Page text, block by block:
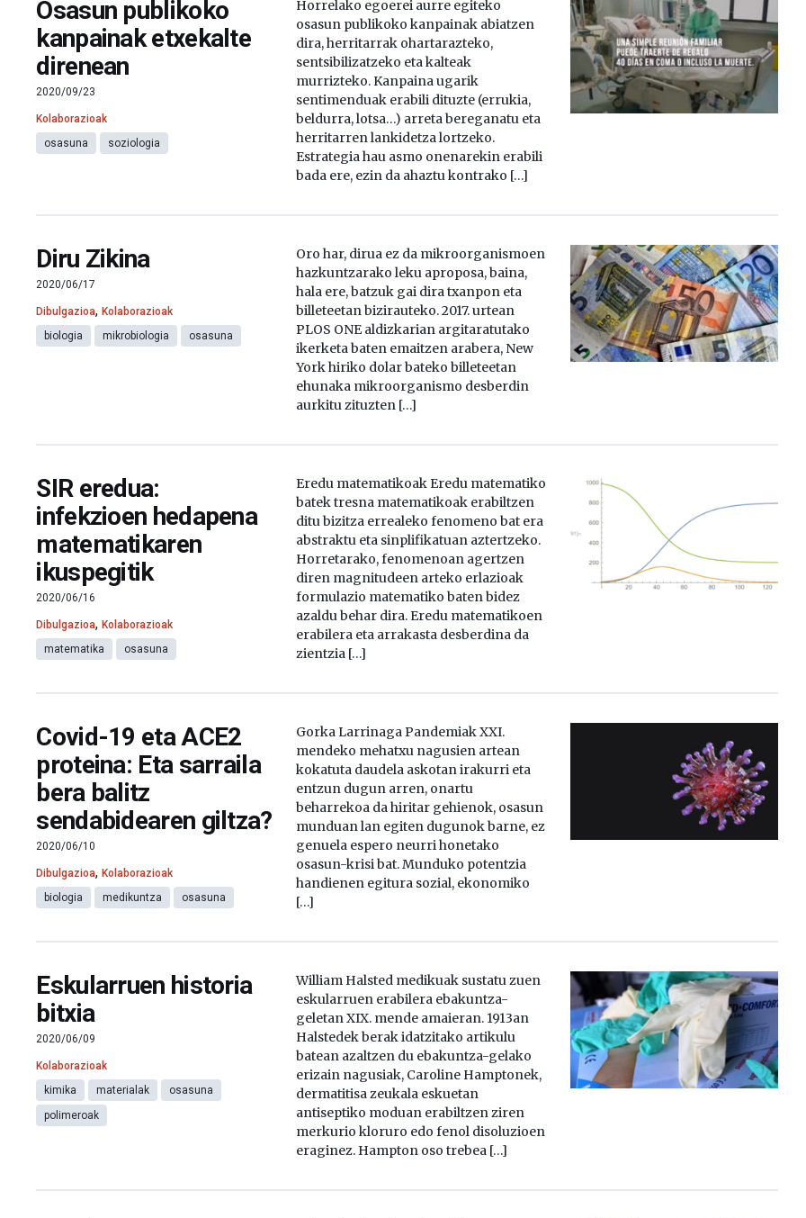
Osasun publikoko
kanpainak etxekalte
direnean
2020/09/23
Kolaborazioak
osasuna
soziologia
Horrelako egoerei aurre egiteko
osasun publikoko kanpainak abiatzen
dira, herritarrak ohartarazteko,
sentsibilizatzeko eta kalteak
murrizteko. Kanpaina ugarik
sentimenduak erabili dituzte (errukia,
beldurra, lotsa…) arreta bereganatu eta
herritarren lankidetza lortzeko.
Estrategia hau asmo onenarekin erabili
bada ere, ezin da ahaztu kontrako […]
Diru Zikina
2020/06/17
Dibulgazioa,Kolaborazioak
biologia
mikrobiologia osasuna
Oro har, dirua ez da mikroorganismoen
hazkuntzarako leku aproposa, baina,
hala ere, batzuk gai dira txanpon eta
billeteetan bizirauteko. 2017. urtean
PLOS ONE aldizkarian argitaratutako
ikerketa baten emaitzen arabera, New
York hiriko dolar bateko billeteetan
ehunaka mikroorganismo desberdin
aurkitu zituzten […]
SIR eredua:
infekzioen hedapena
matematikaren
ikuspegitik
2020/06/16
Dibulgazioa,Kolaborazioak
matematika
osasuna
Eredu matematikoak Eredu matematiko
batek tresna matematikoak erabiltzen
ditu bizitza errealeko fenomeno bat era
abstraktu eta sinplifikatuan aztertzeko.
Horretarako, fenomenoan agertzen
diren magnitudeen arteko erlazioak
formulazio matematiko baten bidez
azaldu behar dira. Eredu matematikoen
erabilera eta arrakasta desberdina da
zientzia […]
Covid-19 eta ACE2
proteina: Eta sarraila
bera balitz
sendabidearen giltza?
2020/06/10
Dibulgazioa,Kolaborazioak
biologia
medikuntza osasuna
Gorka Larrinaga Pandemiak XXI.
mendeko mehatxu nagusien artean
kokatuta daudela askotan irakurri eta
entzun dugun arren, onartu
beharrekoa da hiritar gehienok, osasun
munduan lan egiten dugunok barne, ez
genuela espero neurri honetako
osasun-krisi bat. Munduko potentzia
handienen egitura sozial, ekonomiko
[…]
Eskularruen historia
bitxia
2020/06/09
Kolaborazioak
kimika
materialak
osasuna
polimeroak
William Halsted medikuak sustatu zuen
eskularruen erabilera ebakuntza-
geletan XIX. mende amaieran. 1913an
Halstedek berak idatzitako artikulu
batean azaltzen du ebakuntza-gelako
erizain nagusiak, Caroline Hamptonek,
dermatitisa zeukala eskuetan
antiseptiko moduan erabiltzen ziren
merkurio kloruro edo fenol disoluzioen
eraginez. Hampton oso trebea […]